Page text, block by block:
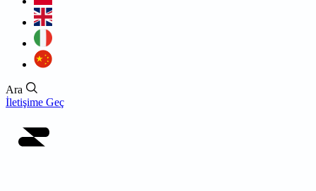
Ara
İletişime Geç